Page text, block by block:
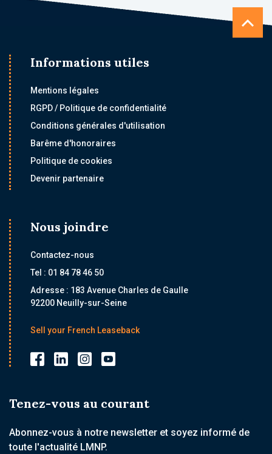
Informations utiles
Mentions légales
RGPD / Politique de confidentialité
Conditions générales d'utilisation
Barême d'honoraires
Politique de cookies
Devenir partenaire
Nous joindre
Contactez-nous
Tel : 01 84 78 46 50
Adresse : 183 Avenue Charles de Gaulle
92200 Neuilly-sur-Seine
Sell your French Leaseback
Tenez-vous au courant
Abonnez-vous à notre newsletter et soyez informé de
toute l'actualité LMNP.